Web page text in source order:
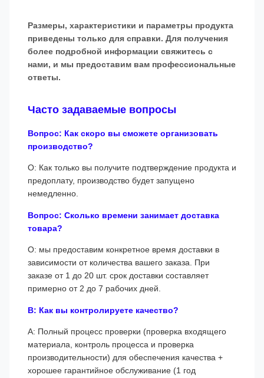
Размеры, характеристики и параметры продукта
приведены только для справки. Для получения
более подробной информации свяжитесь с
нами, и мы предоставим вам профессиональные
ответы.
Часто задаваемые вопросы
Вопрос: Как скоро вы сможете организовать
производство?
О: Как только вы получите подтверждение продукта и
предоплату, производство будет запущено
немедленно.
Вопрос: Сколько времени занимает доставка
товара?
О: мы предоставим конкретное время доставки в
зависимости от количества вашего заказа. При
заказе от 1 до 20 шт. срок доставки составляет
примерно от 2 до 7 рабочих дней.
В: Как вы контролируете качество?
A: Полный процесс проверки (проверка входящего
материала, контроль процесса и проверка
производительности) для обеспечения качества +
хорошее гарантийное обслуживание (1 год